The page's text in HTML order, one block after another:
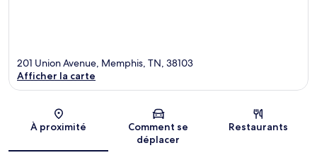
Carte
201 Union Avenue, Memphis, TN, 38103
Afficher la carte
À proximité
Comment se
déplacer
Restaurants